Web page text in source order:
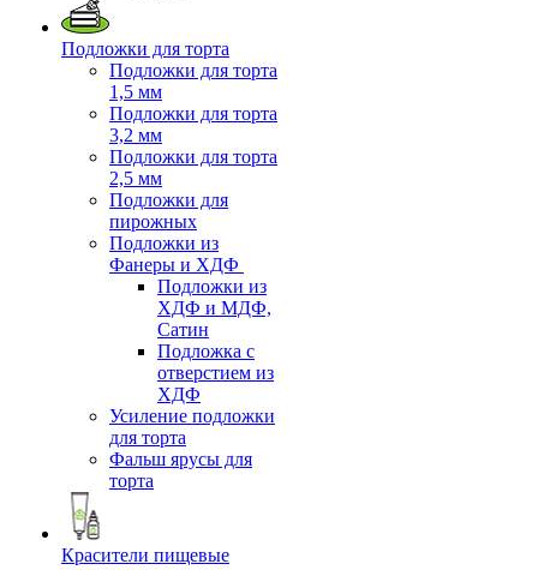
Подложки для торта
Подложки для торта
1,5 мм
Подложки для торта
3,2 мм
Подложки для торта
2,5 мм
Подложки для
пирожных
Подложки из
Фанеры и ХДФ
Подложки из
ХДФ и МДФ,
Сатин
Подложка с
отверстием из
ХДФ
Усиление подложки
для торта
Фальш ярусы для
торта
Красители пищевые